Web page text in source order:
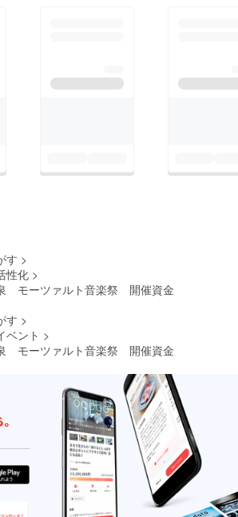
す >
性化 >
モーツァルト音楽祭 開催資金
す >
ベント >
モーツァルト音楽祭 開催資金